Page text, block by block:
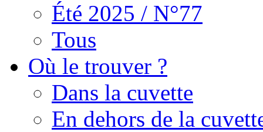
Été 2025 / N°77
Tous
Où le trouver ?
Dans la cuvette
En dehors de la